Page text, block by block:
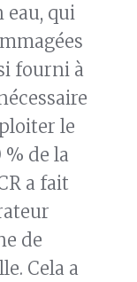
qui
fourni à
le
de la
a fait
de
Cela a